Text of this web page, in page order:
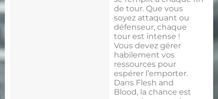
de tour. Que vous
soyez attaquant ou
défenseur, chaque
tour est intense !
Vous devez gérer
habilement vos
ressources pour
espérer l’emporter.
Dans Flesh and
Blood, la chance est